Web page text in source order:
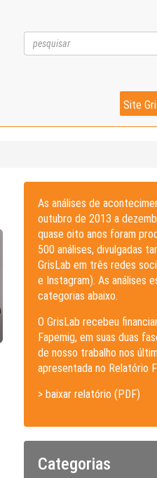
Site
As análises de
outubro de 2013 a
quase oito anos foram
500 análises, divulgadas
GrisLab em três redes
e Instagram). As análises
categorias abaixo.
O GrisLab recebeu
Fapemig, em suas duas
de nosso trabalho nos
apresentada no Relatório
> baixar relatório (PDF)
Categorias